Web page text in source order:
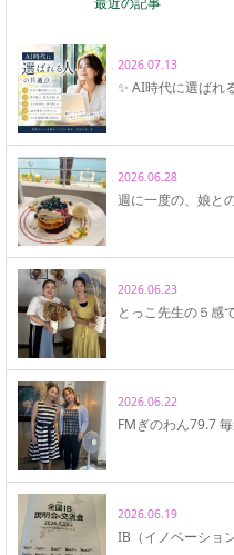
2026.07.13
✨ AI時代に選ばれ
2026.06.28
週に一度の、娘と
2026.06.23
とっこ先生の５感
2026.06.22
FMぎのわん79.7
2026.06.19
IB（イノベーショ